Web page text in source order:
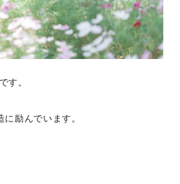
す。
励んでいます。